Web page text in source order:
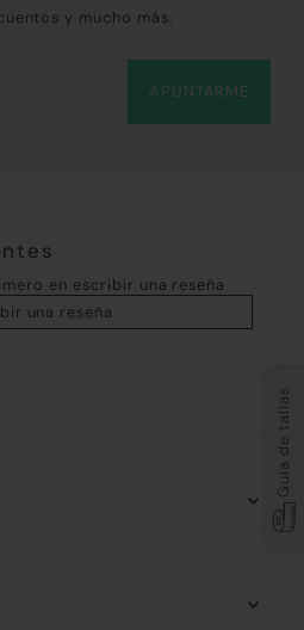
y mucho más.
APUNTARME
en escribir una reseña
una reseña
Guía de tallas